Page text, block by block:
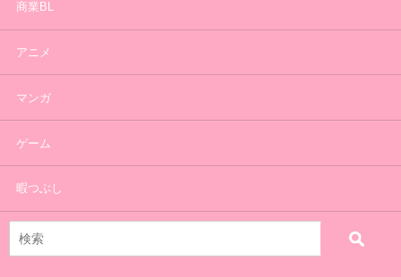
商業BL
アニメ
マンガ
ゲーム
暇つぶし